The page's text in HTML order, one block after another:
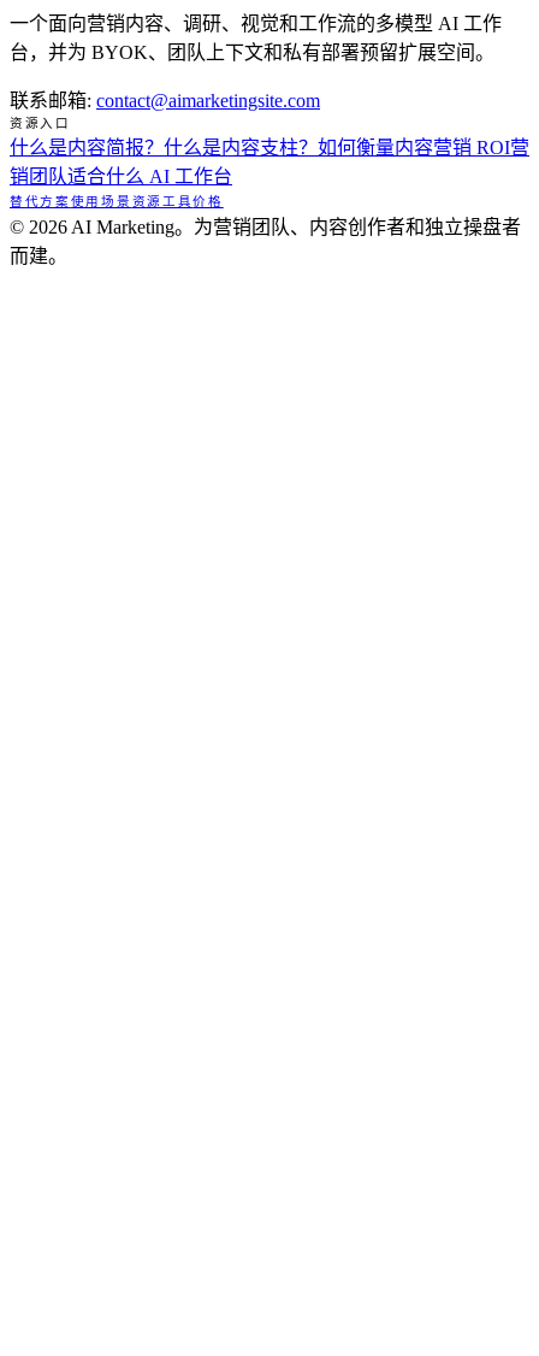
一个面向营销内容、调研、视觉和工作流的多模型 AI 工作
台，并为 BYOK、团队上下文和私有部署预留扩展空间。
联系邮箱: contact@aimarketingsite.com
资源入口
什么是内容简报？ 什么是内容支柱？ 如何衡量内容营销 ROI营
销团队适合什么 AI 工作台
替代方案 使用场景 资源 工具价格
© 2026 AI Marketing。为营销团队、内容创作者和独立操盘者
而建。